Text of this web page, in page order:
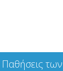
των